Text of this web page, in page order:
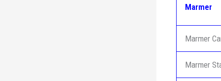
Marmer
Marmer
Marmer